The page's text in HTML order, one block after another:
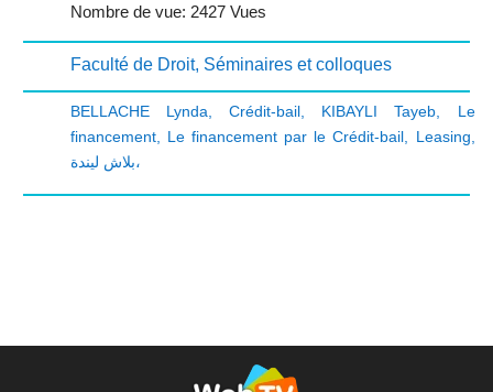
Nombre de vue: 2427 Vues
Faculté de Droit, Séminaires et colloques
BELLACHE Lynda Crédit-bail, KIBAYLI Tayeb
Le
financement, Le financement par le Crédit-bail Leasing
بلاش ليندة،